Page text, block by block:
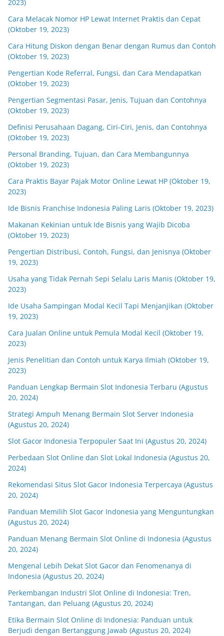
2023)
Cara Melacak Nomor HP Lewat Internet Praktis dan Cepat
(Oktober 19, 2023)
Cara Hitung Diskon dengan Benar dengan Rumus dan Contoh
(Oktober 19, 2023)
Pengertian Kode Referral, Fungsi, dan Cara Mendapatkan
(Oktober 19, 2023)
Pengertian Segmentasi Pasar, Jenis, Tujuan dan Contohnya
(Oktober 19, 2023)
Definisi Perusahaan Dagang, Ciri-Ciri, Jenis, dan Contohnya
(Oktober 19, 2023)
Personal Branding, Tujuan, dan Cara Membangunnya
(Oktober 19, 2023)
Cara Praktis Bayar Pajak Motor Online Lewat HP (Oktober 19,
2023)
Ide Bisnis Franchise Indonesia Paling Laris (Oktober 19, 2023)
Makanan Kekinian untuk Ide Bisnis yang Wajib Dicoba
(Oktober 19, 2023)
Pengertian Distribusi, Contoh, Fungsi, dan Jenisnya (Oktober
19, 2023)
Usaha yang Tidak Pernah Sepi Selalu Laris Manis (Oktober 19,
2023)
Ide Usaha Sampingan Modal Kecil Tapi Menjanjikan (Oktober
19, 2023)
Cara Jualan Online untuk Pemula Modal Kecil (Oktober 19,
2023)
Jenis Penelitian dan Contoh untuk Karya Ilmiah (Oktober 19,
2023)
Panduan Lengkap Bermain Slot Indonesia Terbaru (Agustus
20, 2024)
Strategi Ampuh Menang Bermain Slot Server Indonesia
(Agustus 20, 2024)
Slot Gacor Indonesia Terpopuler Saat Ini (Agustus 20, 2024)
Perbedaan Slot Online dan Slot Lokal Indonesia (Agustus 20,
2024)
Rekomendasi Situs Slot Gacor Indonesia Terpercaya (Agustus
20, 2024)
Panduan Memilih Slot Gacor Indonesia yang Menguntungkan
(Agustus 20, 2024)
Panduan Menang Bermain Slot Online di Indonesia (Agustus
20, 2024)
Mengenal Lebih Dekat Slot Gacor dan Fenomenanya di
Indonesia (Agustus 20, 2024)
Perkembangan Industri Slot Online di Indonesia: Tren,
Tantangan, dan Peluang (Agustus 20, 2024)
Etika Bermain Slot Online di Indonesia: Panduan untuk
Berjudi dengan Bertanggung Jawab (Agustus 20, 2024)